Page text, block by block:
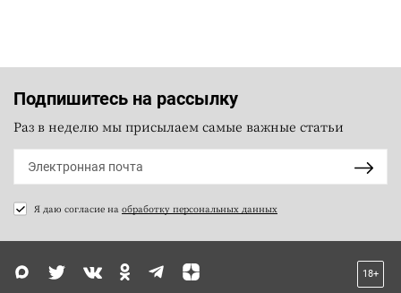
Подпишитесь на рассылку
Раз в неделю мы присылаем самые важные статьи
Я даю согласие на обработку персональных данных
18+